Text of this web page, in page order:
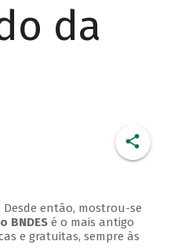
da
Desde então, mostrou-se
BNDESé o mais antigo
e gratuitas, sempre às